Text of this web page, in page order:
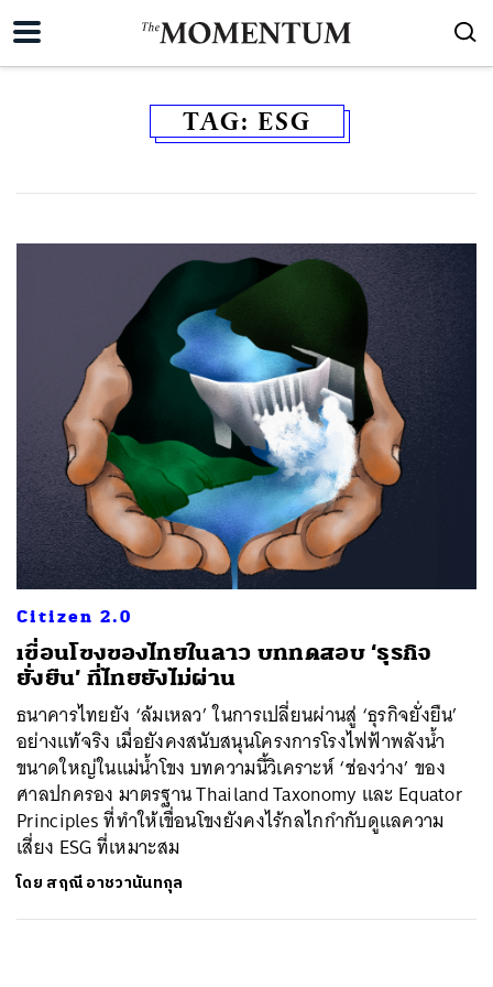
TAG: ESG
Citizen 2.0
เขื่อนโขงของไทยในลาว บททดสอบ ‘ธุรกิจ
ยั่งยืน’ ที่ไทยยังไม่ผ่าน
ธนาคารไทยยัง ‘ล้มเหลว’ ในการเปลี่ยนผ่านสู่ ‘ธุรกิจยั่งยืน’
อย่างแท้จริง เมื่อยังคงสนับสนุนโครงการโรงไฟฟ้าพลังน้ำ
ขนาดใหญ่ในแม่น้ำโขง บทความนี้วิเคราะห์ ‘ช่องว่าง’ ของ
ศาลปกครอง มาตรฐาน Thailand Taxonomy และ Equator
Principles ที่ทำให้เขื่อนโขงยังคงไร้กลไกกำกับดูแลความ
เสี่ยง ESG ที่เหมาะสม
โดย สฤณี อาชวานันทกุล
ค้นหา
SHARE